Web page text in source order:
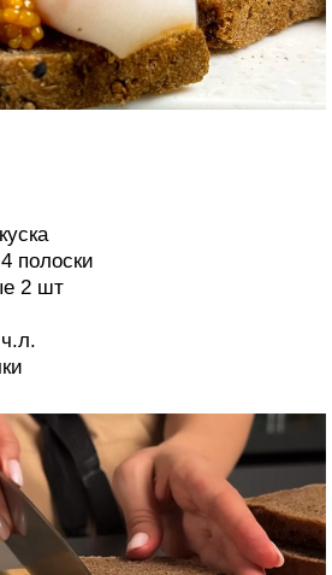
полоски
2 шт